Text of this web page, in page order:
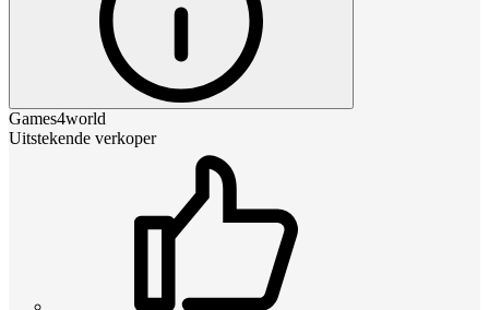
Games4world
Uitstekende verkoper